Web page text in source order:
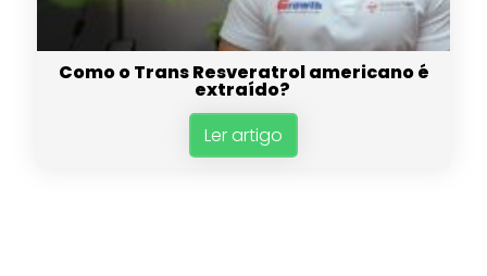
Como o Trans Resveratrol americano é
extraído?
Ler artigo